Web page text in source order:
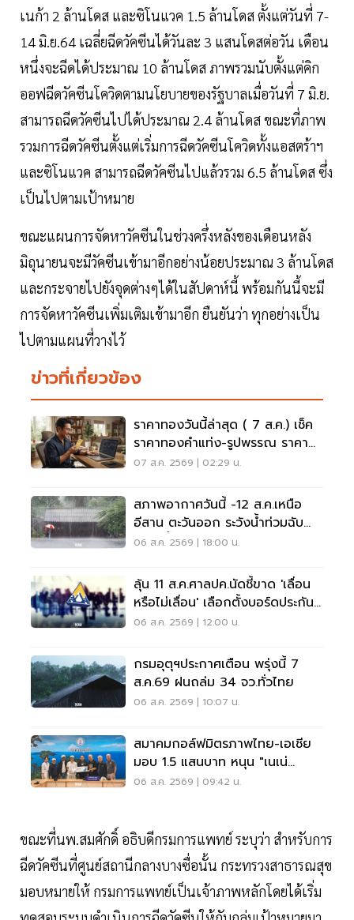
เนก้า 2 ล้านโดส และซิโนแวค 1.5 ล้านโดส ตั้งแต่วันที่ 7-
14 มิ.ย.64 เฉลี่ยฉีดวัคซีนได้วันละ 3 แสนโดสต่อวัน เดือน
หนึ่งจะฉีดได้ประมาณ 10 ล้านโดส ภาพรวมนับตั้งแต่คิก
ออฟฉีดวัคซีนโควิดตามนโยบายของรัฐบาลเมื่อวันที่ 7 มิ.ย.
สามารถฉีดวัคซีนไปได้ประมาณ 2.4 ล้านโดส ขณะที่ภาพ
รวมการฉีดวัคซีนตั้งแต่เริ่มการฉีดวัคซีนโควิดทั้งแอสตร้าฯ
และซิโนแวค สามารถฉีดวัคซีนไปแล้วรวม 6.5 ล้านโดส ซึ่ง
เป็นไปตามเป้าหมาย
ขณะแผนการจัดหาวัคซีนในช่วงครึ่งหลังของเดือนหลัง
มิถุนายนจะมีวัคซีนเข้ามาอีกอย่างน้อยประมาณ 3 ล้านโดส
และกระจายไปยังจุดต่างๆได้ในสัปดาห์นี้ พร้อมกันนี้จะมี
การจัดหาวัคซีนเพิ่มเติมเข้ามาอีก ยืนยันว่า ทุกอย่างเป็น
ไปตามแผนที่วางไว้
ข่าวที่เกี่ยวข้อง
ราคาทองวันนี้ล่าสุด ( 7 ส.ค.) เช็ค
ราคาทองคำแท่ง-รูปพรรณ ราคา
ขาย - รับซื้อ กี่บาท
07 ส.ค. 2569 | 02:29 น.
สภาพอากาศวันนี้ -12 ส.ค.เหนือ
อีสาน ตะวันออก ระวังน้ำท่วมฉับ
พลัน น้ำป่าไหลหลาก
06 ส.ค. 2569 | 18:00 น.
ลุ้น 11 ส.ค.ศาลปค.นัดชี้ขาด 'เลื่อน
หรือไม่เลื่อน' เลือกตั้งบอร์ดประกัน
สังคม
06 ส.ค. 2569 | 12:00 น.
กรมอุตุฯประกาศเตือน พรุ่งนี้ 7
ส.ค.69 ฝนถล่ม 34 จว.ทั่วไทย
06 ส.ค. 2569 | 10:07 น.
สมาคมกอล์ฟมิตรภาพไทย-เอเชีย
มอบ 1.5 แสนบาท หนุน "เนเน่
รอยัล" ลุยเวทีที่สหรัฐ
06 ส.ค. 2569 | 09:42 น.
ขณะที่นพ.สมศักดิ์ อธิบดีกรมการแพทย์ ระบุว่า สำหรับการ
ฉีดวัคซีนที่ศูนย์สถานีกลางบางซื่อนั้น กระทรวงสาธารณสุข
มอบหมายให้ กรมการแพทย์เป็นเจ้าภาพหลักโดยได้เริ่ม